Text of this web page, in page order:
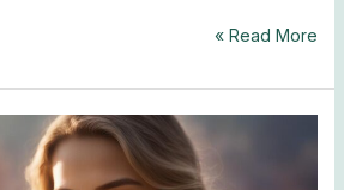
Read More »